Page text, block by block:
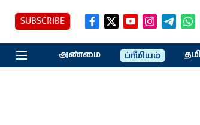
SUBSCRIBE
அண்மை ப்ரீமியம்